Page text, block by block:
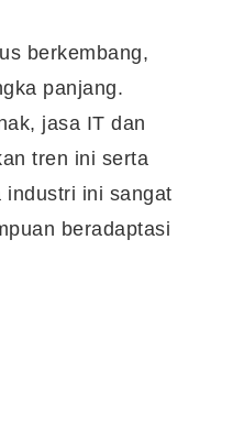
berkembang,
panjang.
jasa IT dan
tren ini serta
industri ini sangat
beradaptasi